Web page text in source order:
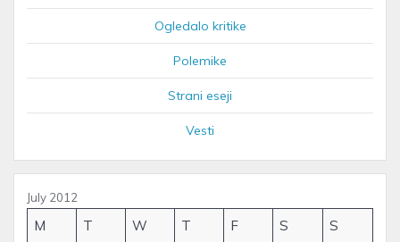
Ogledalo kritike
Polemike
Strani eseji
Vesti
July 2012
M T W T F S S